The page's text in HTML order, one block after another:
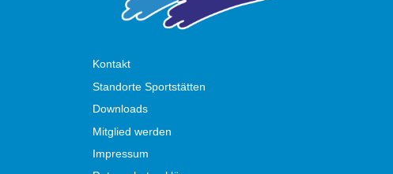
Kontakt
Standorte Sportstätten
Downloads
Mitglied werden
Impressum